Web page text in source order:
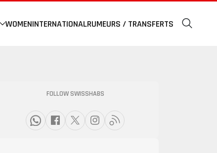
WOMENINTERNATIONALRUMEURS / TRANSFERTS
FOLLOW SWISSHABS